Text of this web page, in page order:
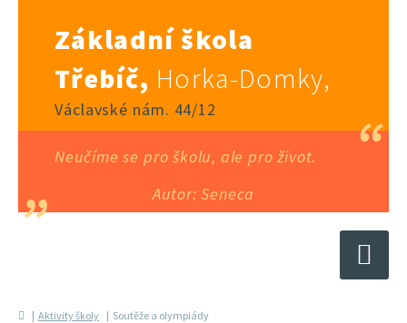
Základní škola
Třebíč, Horka-Domky,
Václavské nám. 44/12
Neučíme se pro školu, ale pro život.
Autor: Seneca
Aktivity školy Soutěže a olympiády